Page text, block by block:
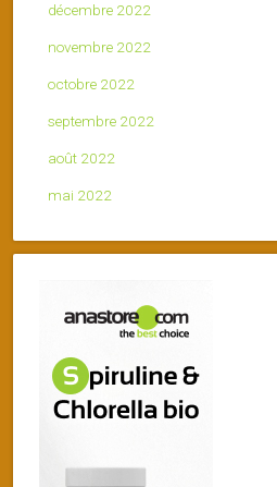
décembre 2022
novembre 2022
octobre 2022
septembre 2022
août 2022
mai 2022